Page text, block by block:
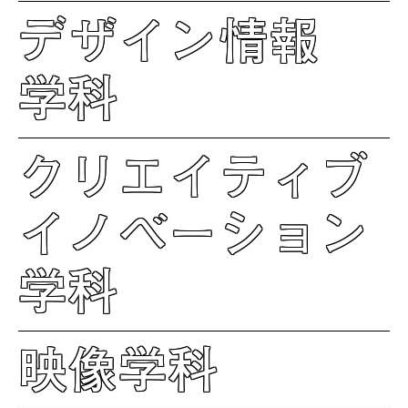
デザイン情報
学科
クリエイティブ
イノベーション
学科
映像学科